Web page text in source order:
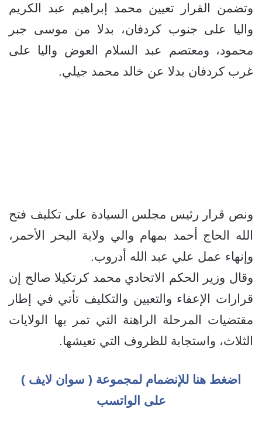
وتضمن القرار تعيين محمد إبراهيم عبد الكريم
واليا على جنوب كردفان، بدلا من موسى جبر
محمود، ومعتصم عبد السلام العوض واليا على
غرب كردفان بدلا عن خالد محمد جيلي.
ونص قرار رئيس مجلس السيادة على تكليف فتح
الله الحاج أحمد بمهام والي ولاية البحر الأحمر،
وإنهاء عمل علي عبد الله أدروب.
وقال وزير الحكم الاتحادي محمد كرتكيلا صالح إن
قرارات الإعفاء والتعيين والتكليف تأتي في إطار
مقتضيات المرحلة الراهنة التي تمر بها الولايات
الثلاث، واستجابة للظروف التي تعيشها.
اضغط هنا للإنضمام لمجموعة ( سوان لايف )
على الواتسب